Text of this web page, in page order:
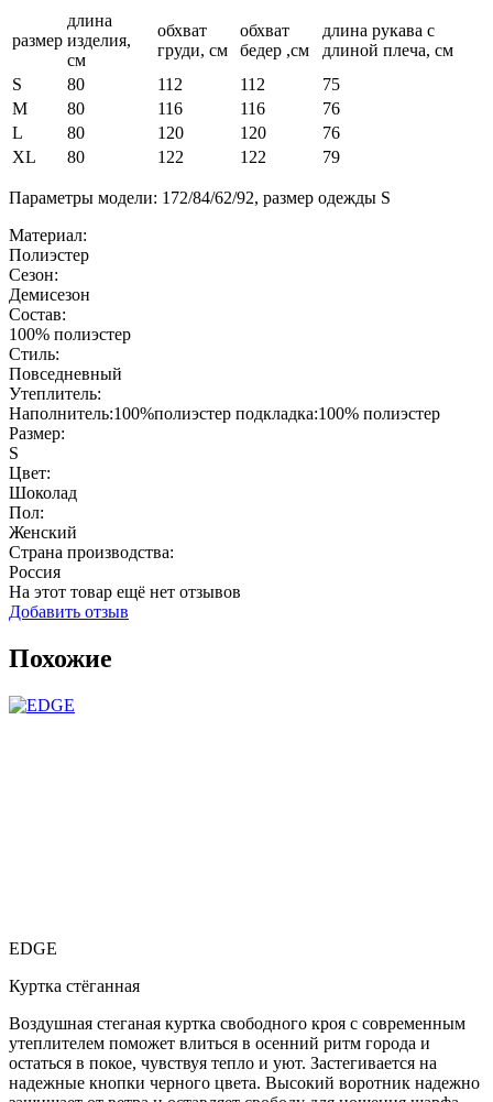
размер
длина
изделия,
см
обхват
груди, см
обхват
бедер ,см
длина рукава с
длиной плеча, см
S
80 112 112
75
M
80 116 116
76
L
80 120 120
76
XL
80 122 122 79
Параметры модели: 172/84/62/92, размер одежды S
Материал:
Полиэстер
Сезон:
Демисезон
Состав:
100% полиэстер
Стиль:
Повседневный
Утеплитель:
Наполнитель:100%полиэстер подкладка:100% полиэстер
Размер:
S
Цвет:
Шоколад
Пол:
Женский
Страна производства:
Россия
На этот товар ещё нет отзывов
Добавить отзыв
Похожие
EDGE
Куртка стёганная
Воздушная стеганая куртка свободного кроя с современным
утеплителем поможет влиться в осенний ритм города и
остаться в покое, чувствуя тепло и уют. Застегивается на
надежные кнопки черного цвета. Высокий воротник надежно